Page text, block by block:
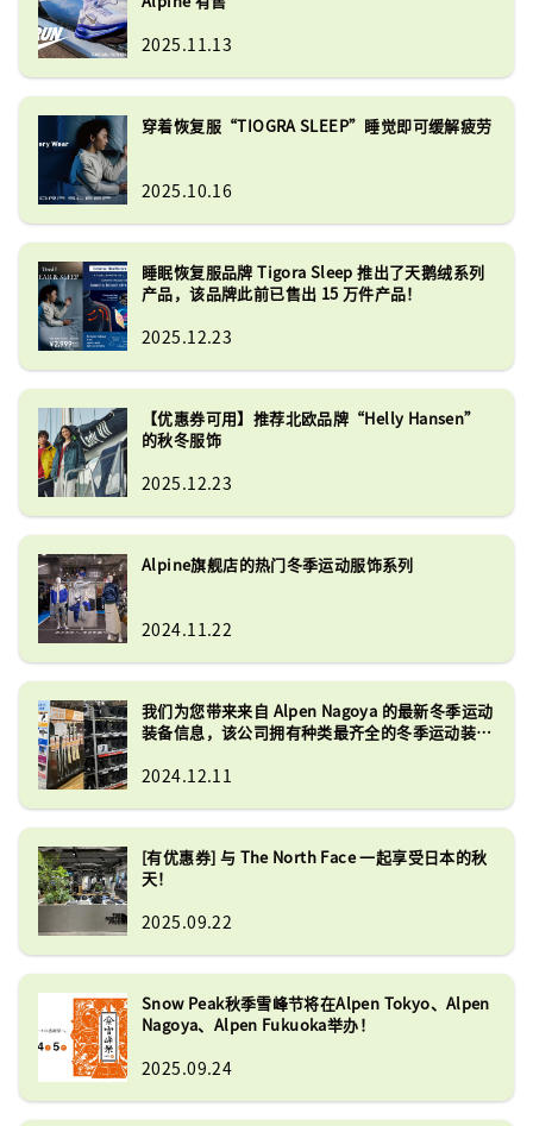
2025.11.13
穿着恢复服“TIOGRA SLEEP”睡觉即可缓解疲劳
2025.10.16
睡眠恢复服品牌 Tigora Sleep 推出了天鹅绒系列
产品，该品牌此前已售出 15 万件产品！
2025.12.23
【优惠券可用】推荐北欧品牌“Helly Hansen”
的秋冬服饰
2025.12.23
Alpine旗舰店的热门冬季运动服饰系列
2024.11.22
我们为您带来来自 Alpen Nagoya 的最新冬季运动
装备信息，该公司拥有种类最齐全的冬季运动装备
2024.12.11
[有优惠券] 与 The North Face 一起享受日本的秋
天！
2025.09.22
Snow Peak秋季雪峰节将在Alpen Tokyo、Alpen
Nagoya、Alpen Fukuoka举办！
2025.09.24